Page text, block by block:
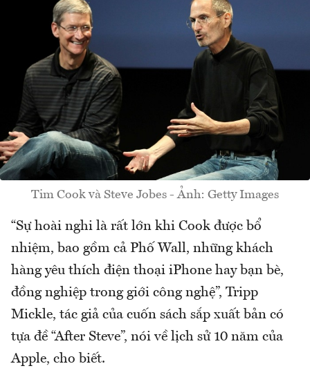
Tim Cook và Steve Jobes - Ảnh: Getty Images
“Sự hoài nghi là rất lớn khi Cook được bổ
nhiệm, bao gồm cả Phố Wall, những khách
hàng yêu thích điện thoại iPhone hay bạn bè,
đồng nghiệp trong giới công nghệ”, Tripp
Mickle, tác giả của cuốn sách sắp xuất bản có
tựa đề “After Steve”, nói về lịch sử 10 năm của
Apple, cho biết.